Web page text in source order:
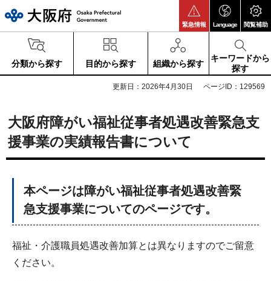
緊急情報 Language 閲覧補助
分類から探す 目的から探す 組織から探す
キーワードから
探す
更新日：2026年4月30日 ページID：129569
大阪府障がい福祉従事者処遇改善緊急支
援事業の実績報告書について
本ページは障がい福祉従事者処遇改善緊
急支援事業についてのページです。
福祉・介護職員処遇改善加算とは異なりますのでご留意
ください。